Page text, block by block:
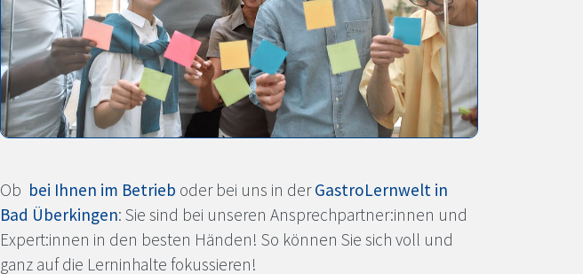
Präsenz
GastroLernwelt
Hotel-Trainingszimmer
Ob bei Ihnen im Betrieb oder bei uns in derGastroLernwelt in
Bad Überkingen: Sie sind bei unseren Ansprechpartner:innen und
Expert:innen in den besten Händen! So können Sie sich voll und
ganz auf die Lerninhalte fokussieren!